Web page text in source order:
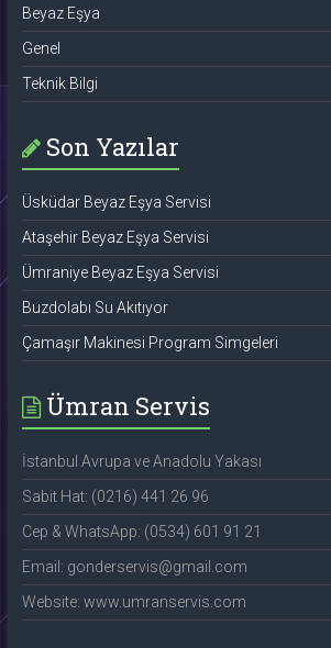
Beyaz Eşya
Genel
Teknik Bilgi
Son Yazılar
Üsküdar Beyaz Eşya Servisi
Ataşehir Beyaz Eşya Servisi
Ümraniye Beyaz Eşya Servisi
Buzdolabı Su Akıtıyor
Çamaşır Makinesi Program Simgeleri
Ümran Servis
İstanbul Avrupa ve Anadolu Yakası
Sabit Hat: (0216) 441 26 96
Cep & WhatsApp: (0534) 601 91 21
Email: gonderservis@gmail.com
Website: www.umranservis.com